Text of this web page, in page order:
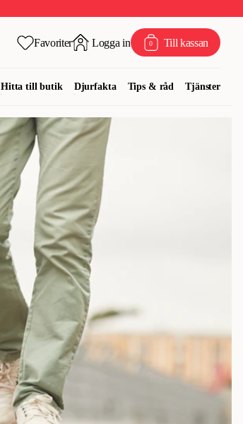
Favoriter Logga in 0 Till kassan
Hitta till butik Djurfakta Tips & råd Tjänster